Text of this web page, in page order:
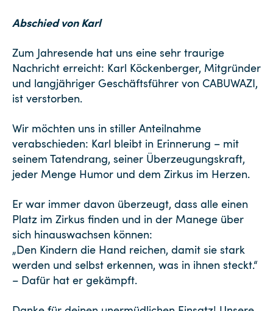
Abschied von Karl
Zum Jahresende hat uns eine sehr traurige
Nachricht erreicht: Karl Köckenberger, Mitgründer
und langjähriger Geschäftsführer von CABUWAZI,
ist verstorben.
Wir möchten uns in stiller Anteilnahme
verabschieden: Karl bleibt in Erinnerung – mit
seinem Tatendrang, seiner Überzeugungskraft,
jeder Menge Humor und dem Zirkus im Herzen.
Er war immer davon überzeugt, dass alle einen
Platz im Zirkus finden und in der Manege über
sich hinauswachsen können:
„Den Kindern die Hand reichen, damit sie stark
werden und selbst erkennen, was in ihnen steckt.“
– Dafür hat er gekämpft.